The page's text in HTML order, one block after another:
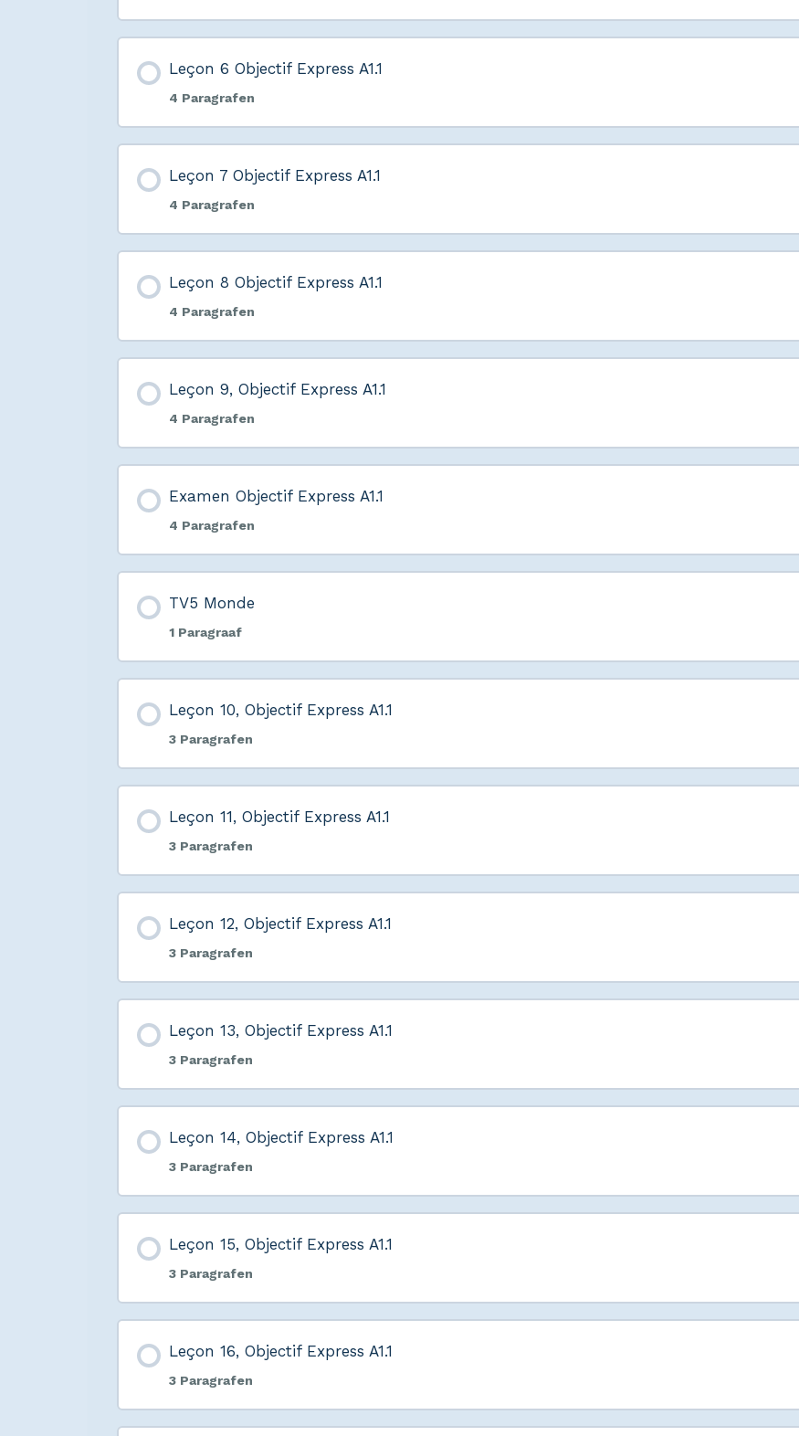
Leçon 6 Objectif Express A1.1
4 Paragrafen
Leçon 7 Objectif Express A1.1
4 Paragrafen
Leçon 8 Objectif Express A1.1
4 Paragrafen
Leçon 9, Objectif Express A1.1
4 Paragrafen
Examen Objectif Express A1.1
4 Paragrafen
TV5 Monde
1 Paragraaf
Leçon 10, Objectif Express A1.1
3 Paragrafen
Leçon 11, Objectif Express A1.1
3 Paragrafen
Leçon 12, Objectif Express A1.1
3 Paragrafen
Leçon 13, Objectif Express A1.1
3 Paragrafen
Leçon 14, Objectif Express A1.1
3 Paragrafen
Leçon 15, Objectif Express A1.1
3 Paragrafen
Leçon 16, Objectif Express A1.1
3 Paragrafen